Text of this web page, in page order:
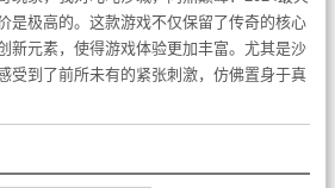
是极高的。这款游戏不仅保留了传奇的核心
新元素，使得游戏体验更加丰富。尤其是沙
受到了前所未有的紧张刺激，仿佛置身于真